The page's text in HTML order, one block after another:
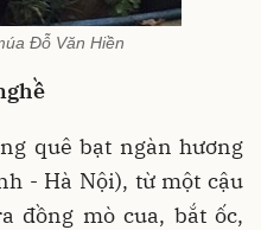
Đỗ Văn Hiền
quê bạt ngàn hương
- Hà Nội), từ một cậu
đồng mò cua, bắt ốc,